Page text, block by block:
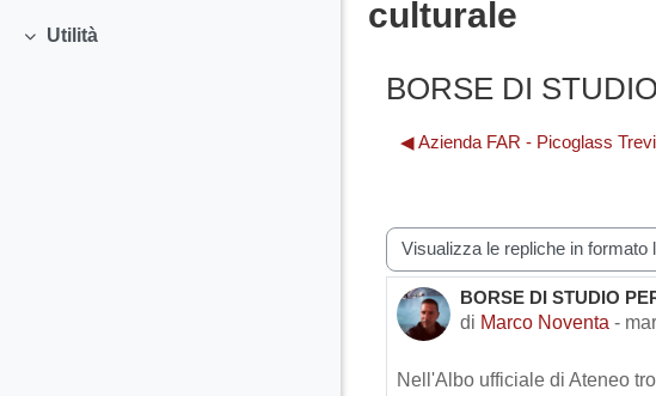
Minimizza
Utilità
culturale
BORSE DI
◀︎ Azienda FAR - Picoglass
Modalità visualizzazione
BORSE DI STUDIO
di Marco Noventa -
Numero di risposte: 0
Nell'Albo ufficiale di Ateneo